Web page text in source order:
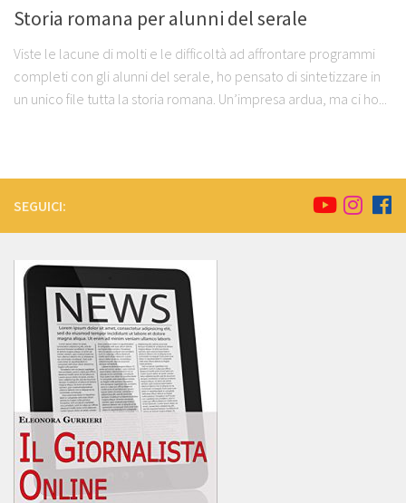
Storia romana per alunni del serale
Viste le lacune di molti e le difficoltà ad affrontare programmi
completi con gli alunni del serale, ho pensato di sintetizzare in
un unico file tutta la storia romana. Un’impresa ardua, ma ci ho...
SEGUICI: